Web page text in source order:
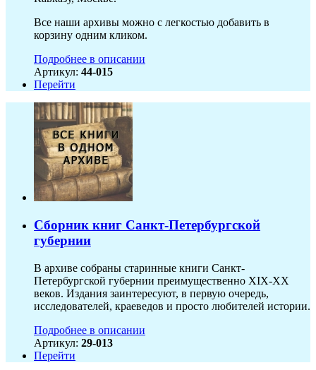
Все наши архивы можно с легкостью добавить в
корзину одним кликом.
Подробнее в описании
Артикул: 44-015
Перейти
Сборник книг Санкт-Петербургской
губернии
В архиве собраны старинные книги Санкт-
Петербургской губернии преимущественно XIX-ХХ
веков. Издания заинтересуют, в первую очередь,
исследователей, краеведов и просто любителей истории.
Подробнее в описании
Артикул: 29-013
Перейти